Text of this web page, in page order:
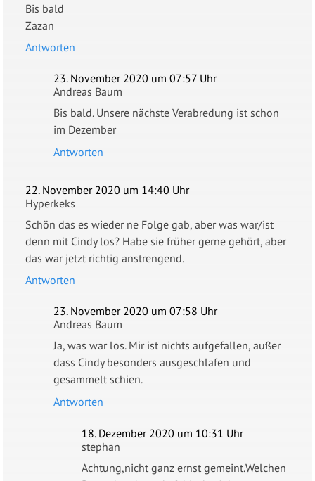
Bis bald
Zazan
Antworten
23. November 2020 um 07:57 Uhr
Andreas Baum
Bis bald. Unsere nächste Verabredung ist schon
im Dezember
Antworten
22. November 2020 um 14:40 Uhr
Hyperkeks
Schön das es wieder ne Folge gab, aber was war/ist
denn mit Cindy los? Habe sie früher gerne gehört, aber
das war jetzt richtig anstrengend.
Antworten
23. November 2020 um 07:58 Uhr
Andreas Baum
Ja, was war los. Mir ist nichts aufgefallen, außer
dass Cindy besonders ausgeschlafen und
gesammelt schien.
Antworten
18. Dezember 2020 um 10:31 Uhr
stephan
Achtung,nicht ganz ernst gemeint.Welchen